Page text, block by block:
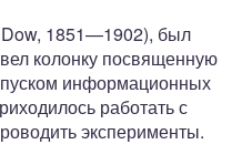
1851—1902), был
колонку посвященную
информационных
работать с
эксперименты.